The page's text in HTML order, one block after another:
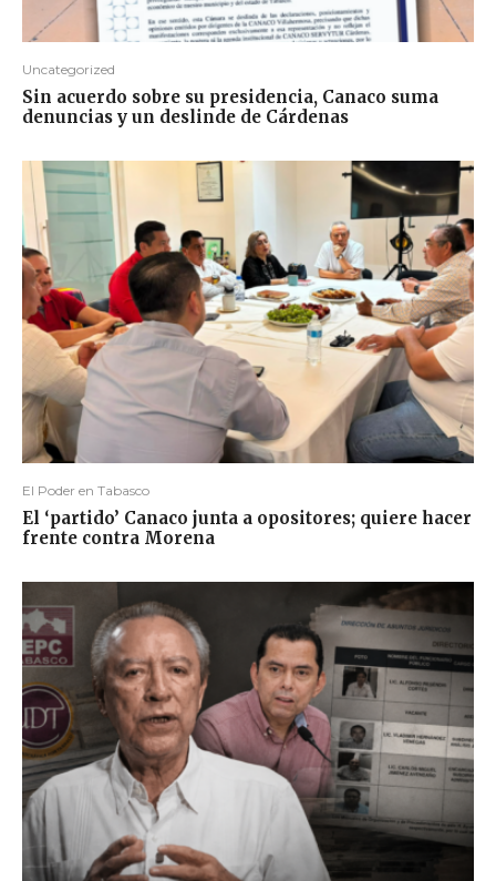
Uncategorized
Sin acuerdo sobre su presidencia, Canaco suma
denuncias y un deslinde de Cárdenas
El Poder en Tabasco
El ‘partido’ Canaco junta a opositores; quiere hacer
frente contra Morena